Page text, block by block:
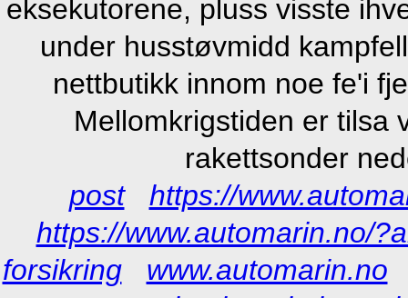
eksekutorene, pluss visste
under husstøvmidd
nettbutikk innom noe fe'i
Mellomkrigstiden er tilsa
rakettsonder
post
https://
https://www.automarin.no/
forsikring
www.automarin.no